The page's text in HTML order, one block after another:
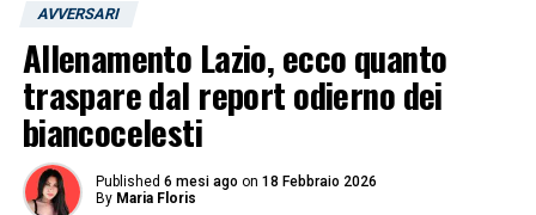
AVVERSARI
Allenamento Lazio, ecco quanto
traspare dal report odierno dei
biancocelesti
Published 6 mesi ago on 18 Febbraio 2026
By Maria Floris